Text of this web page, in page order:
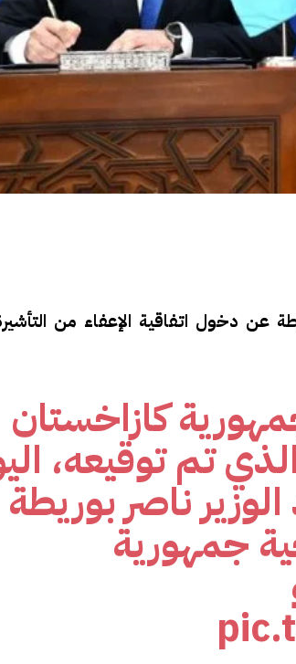
عن دخول اتفاقية الإعفاء من
كازاخستان
تم توقيعه،
ناصر بوريطة
جمهورية